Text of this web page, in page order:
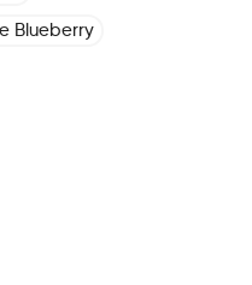
Blueberry